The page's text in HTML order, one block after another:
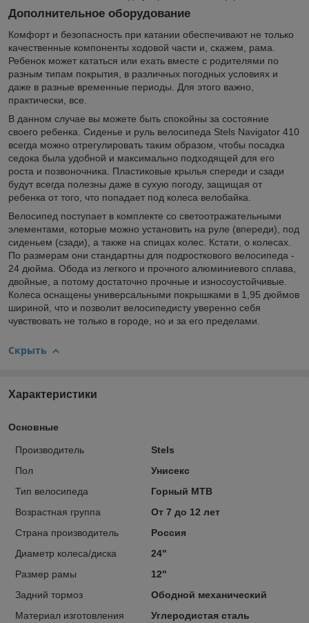
Дополнительное оборудование
Комфорт и безопасность при катании обеспечивают не только
качественные компоненты ходовой части и, скажем, рама.
Ребенок может кататься или ехать вместе с родителями по
разным типам покрытия, в различных погодных условиях и
даже в разные временные периоды. Для этого важно,
практически, все.
В данном случае вы можете быть спокойны за состояние
своего ребенка. Сиденье и руль велосипеда Stels Navigator 410
всегда можно отрегулировать таким образом, чтобы посадка
седока была удобной и максимально подходящей для его
роста и позвоночника. Пластиковые крылья спереди и сзади
будут всегда полезны даже в сухую погоду, защищая от
ребенка от того, что попадает под колеса велобайка.
Велосипед поступает в комплекте со светоотражательными
элементами, которые можно установить на руле (впереди), под
сиденьем (сзади), а также на спицах колес. Кстати, о колесах.
По размерам они стандартны для подросткового велосипеда -
24 дюйма. Обода из легкого и прочного алюминиевого сплава,
двойные, а потому достаточно прочные и износоустойчивые.
Колеса оснащены универсальными покрышками в 1,95 дюймов
шириной, что и позволит велосипедисту уверенно себя
чувствовать не только в городе, но и за его пределами.
Скрыть
Характеристики
Основные
Производитель
Stels
Пол
Унисекс
Тип велосипеда
Горный MTB
Возрастная группа
От 7 до 12 лет
Страна производитель
Россия
Диаметр колеса/диска
24"
Размер рамы
12"
Задний тормоз
Ободной механический
Материал изготовления
Углеродистая сталь